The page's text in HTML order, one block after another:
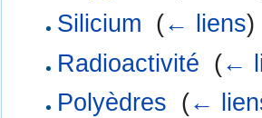
Silicium (← liens)
Radioactivité (←
Polyèdres (←